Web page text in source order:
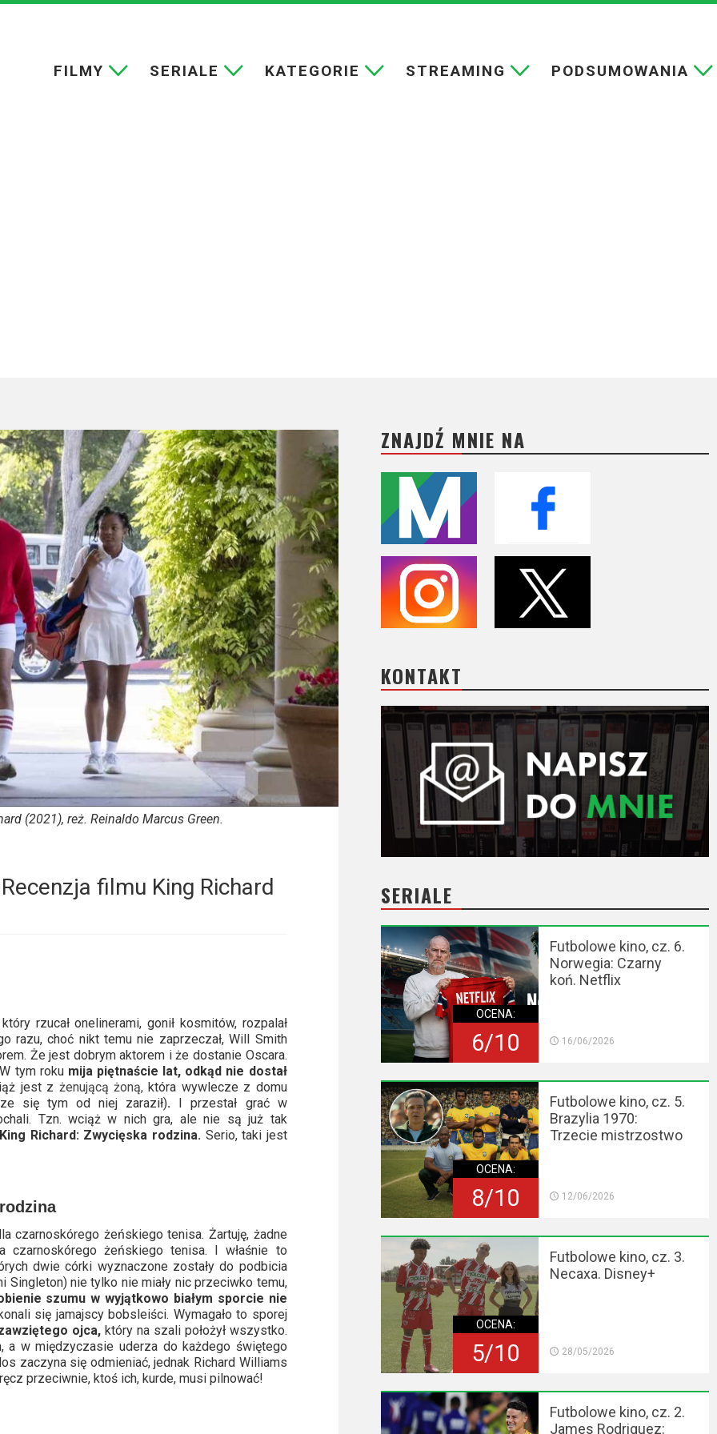
FILMY SERIALE KATEGORIE STREAMING PODSUMOWANIA
(2021), reż. Reinaldo Marcus Green.
filmu King Richard
rzucał onelinerami, gonił kosmitów, rozpalał
razu, choć nikt temu nie zaprzeczał, Will Smith
Że jest dobrym aktorem i że dostanie Oscara.
tym roku mija piętnaście lat, odkąd nie dostał
jest z żenującą żoną,która wywlecze z domu
się tym od niej zaraził). I przestał grać w
Tzn. wciąż w nich gra, ale nie są już tak
King Richard: Zwycięska rodzina. Serio, taki jest
czarnoskórego żeńskiego tenisa. Żartuję, żadne
czarnoskórego żeńskiego tenisa. I właśnie to
dwie córki wyznaczone zostały do podbicia
Singleton) nie tylko nie miały nic przeciwko temu,
szumu w wyjątkowo białym sporcie nie
się jamajscy bobsleiści. Wymagało to sporej
ojca,który na szali położył wszystko.
a w międzyczasie uderza do każdego świętego
zaczyna się odmieniać, jednak Richard Williams
przeciwnie, ktoś ich, kurde, musi pilnować!
ZNAJDŹ MNIE NA
KONTAKT
SERIALE
OCENA:
6/10
Futbolowe kino, cz. 6.
Norwegia: Czarny
koń. Netflix
16/06/2026
OCENA:
8/10
Futbolowe kino, cz. 5.
Brazylia 1970:
Trzecie mistrzostwo
12/06/2026
OCENA:
5/10
Futbolowe kino, cz. 3.
Necaxa. Disney+
28/05/2026
Futbolowe kino, cz. 2.
James Rodriguez: